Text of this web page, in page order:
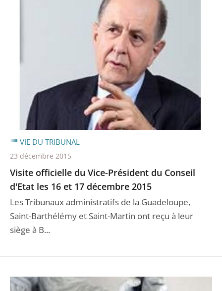
Visite officielle du Vice-Président du Conseil
d'Etat les 16 et 17 décembre 2015
Les Tribunaux administratifs de la Guadeloupe,
Saint-Barthélémy et Saint-Martin ont reçu à leur
siège à B...
VIE DU TRIBUNAL
23 décembre 2015